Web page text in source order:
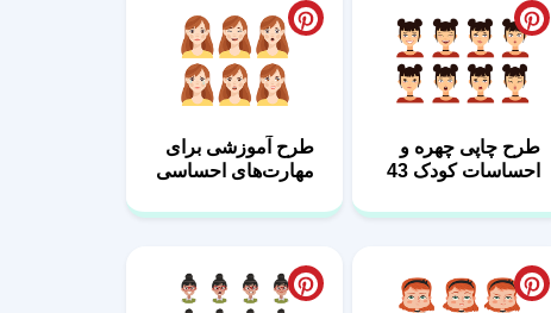
طرح چاپی چهره و
احساسات کودک 43
طرح آموزشی برای
مهارت‌های احساسی